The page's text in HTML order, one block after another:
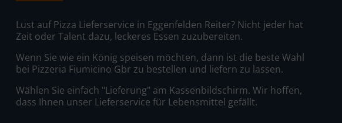
Lust auf Pizza Lieferservice in Eggenfelden Reiter? Nicht jeder hat
Zeit oder Talent dazu, leckeres Essen zuzubereiten.
Wenn Sie wie ein König speisen möchten, dann ist die beste Wahl
bei Pizzeria Fiumicino Gbr zu bestellen und liefern zu lassen.
Wählen Sie einfach "Lieferung" am Kassenbildschirm. Wir hoffen,
dass Ihnen unser Lieferservice für Lebensmittel gefällt.